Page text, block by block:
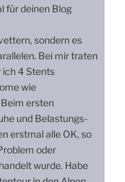
für deinen Blog
sondern es
Bei mir traten
ich 4 Stents
wie
ersten
und Belastungs-
erstmal alle OK, so
oder
wurde. Habe